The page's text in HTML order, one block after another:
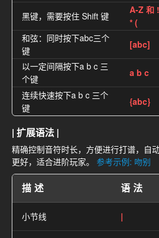
黑键，需要按住 Shift 键
A-Z 和
* (
和弦：同时按下abc三个
键
[abc]
以一定间隔按下a b c 三
个键
a b c
连续快速按下a b c 三个
键
{abc}
| 扩展语法 |
精确控制音符时长，方便进行打谱，自
更好，适合进阶玩家。参考示例: 吻别
描述 语法
小节线 |